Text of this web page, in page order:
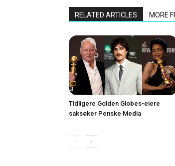
RELATED ARTICLES MORE
Tidligere Golden Globes-eiere
saksøker Penske Media